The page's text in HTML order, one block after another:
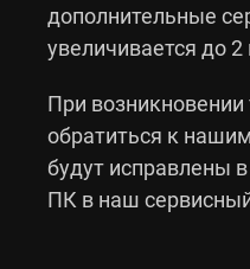
дополнительные
увеличивается до 2
При
обратиться к
будут исправлены
ПК в наш